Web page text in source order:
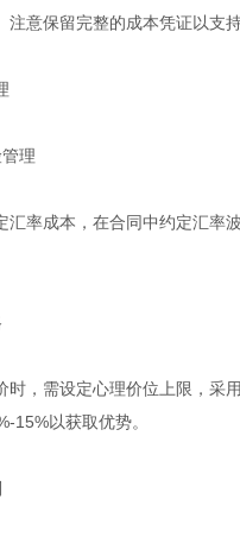
注意保留完整的成本凭证以支
理
汇率成本，在合同中约定汇率
时，需设定心理价位上限，采
15%以获取优势。